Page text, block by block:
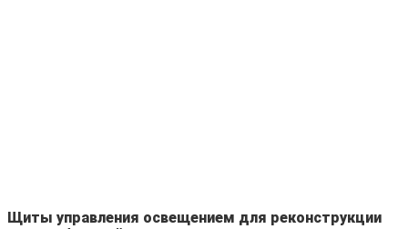
Щиты управления освещением для реконструкции